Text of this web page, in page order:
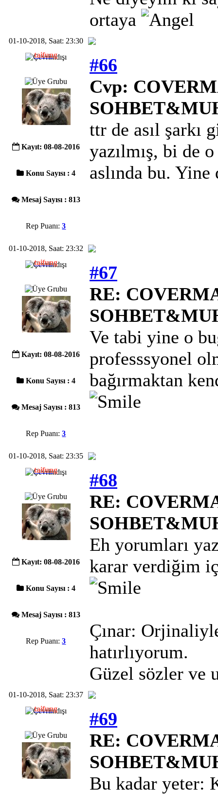
ortaya
01-10-2018, Saat: 23:30
taifung
Kayıt: 08-08-2016
Konu Sayısı : 4
Mesaj Sayısı : 813
Rep Puanı:3
#66
Cvp:
ttr de asıl şarkı
yazılmış, bi de
aslında bu.
01-10-2018, Saat: 23:32
taifung
Kayıt: 08-08-2016
Konu Sayısı : 4
Mesaj Sayısı : 813
Rep Puanı:3
#67
RE:
Ve tabi yine o
professsyonel
bağırmaktan
01-10-2018, Saat: 23:35
taifung
Kayıt: 08-08-2016
Konu Sayısı : 4
Mesaj Sayısı : 813
Rep Puanı:3
#68
RE:
Eh yorumları
karar verdiğim
Çınar:
hatırlıyorum.
Güzel sözler ve
01-10-2018, Saat: 23:37
taifung
#69
RE:
Bu kadar yeter: